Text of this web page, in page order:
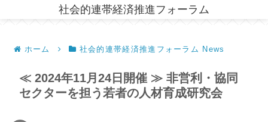
社会的連帯経済推進フォーラム
ホーム 社会的連帯経済推進フォーラム News
≪ 2024年11月24日開催 ≫ 非営利・協同
セクターを担う若者の人材育成研究会